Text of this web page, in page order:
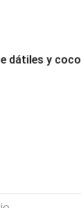
dátiles y coco